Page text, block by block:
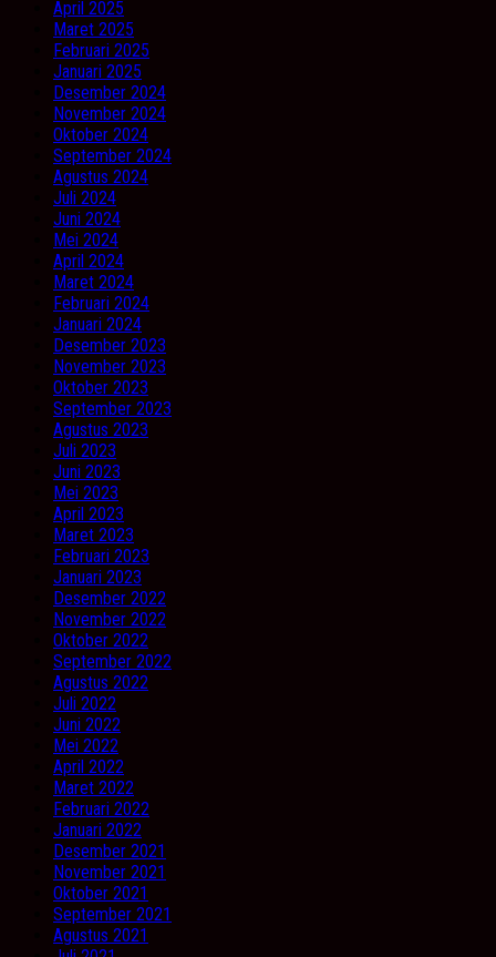
April 2025
Maret 2025
Februari 2025
Januari 2025
Desember 2024
November 2024
Oktober 2024
September 2024
Agustus 2024
Juli 2024
Juni 2024
Mei 2024
April 2024
Maret 2024
Februari 2024
Januari 2024
Desember 2023
November 2023
Oktober 2023
September 2023
Agustus 2023
Juli 2023
Juni 2023
Mei 2023
April 2023
Maret 2023
Februari 2023
Januari 2023
Desember 2022
November 2022
Oktober 2022
September 2022
Agustus 2022
Juli 2022
Juni 2022
Mei 2022
April 2022
Maret 2022
Februari 2022
Januari 2022
Desember 2021
November 2021
Oktober 2021
September 2021
Agustus 2021